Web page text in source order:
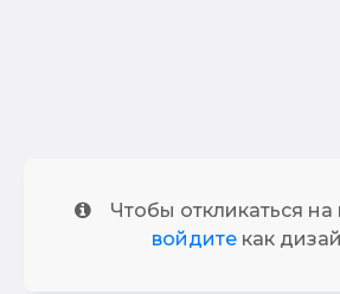
Чтобы откликаться
войдитекак